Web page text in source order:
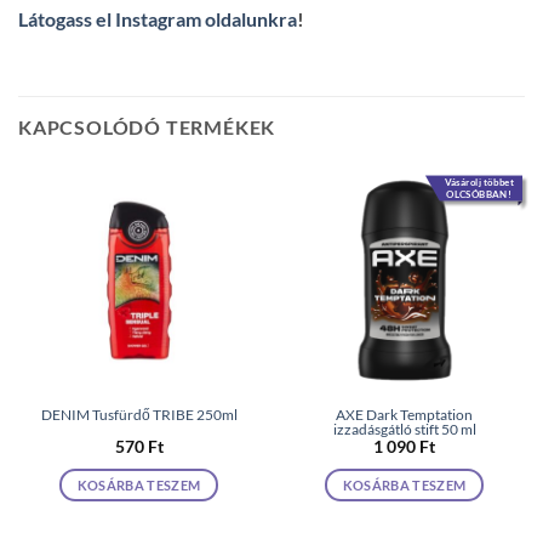
Látogass el Instagram oldalunkra!
KAPCSOLÓDÓ TERMÉKEK
DENIM Tusfürdő TRIBE 250ml
570 Ft
KOSÁRBA TESZEM
Vásárolj többet
OLCSÓBBAN!
AXE Dark Temptation
izzadásgátló stift 50 ml
1 090 Ft
KOSÁRBA TESZEM